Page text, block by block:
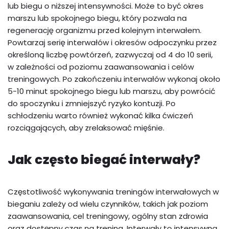
lub biegu o niższej intensywności. Może to być okres
marszu lub spokojnego biegu, który pozwala na
regenerację organizmu przed kolejnym interwałem.
Powtarzaj serię interwałów i okresów odpoczynku przez
określoną liczbę powtórzeń, zazwyczaj od 4 do 10 serii,
w zależności od poziomu zaawansowania i celów
treningowych. Po zakończeniu interwałów wykonaj około
5-10 minut spokojnego biegu lub marszu, aby powrócić
do spoczynku i zmniejszyć ryzyko kontuzji. Po
schłodzeniu warto również wykonać kilka ćwiczeń
rozciągających, aby zrelaksować mięśnie.
Jak często biegać interwały?
Częstotliwość wykonywania treningów interwałowych w
bieganiu zależy od wielu czynników, takich jak poziom
zaawansowania, cel treningowy, ogólny stan zdrowia